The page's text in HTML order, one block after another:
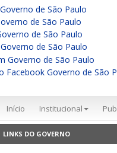
Início Institucional